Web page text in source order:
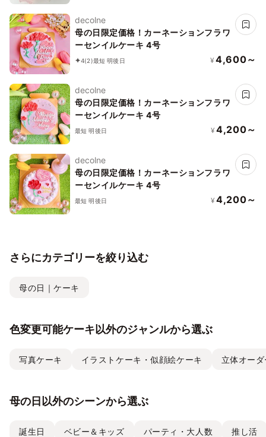
decolne
母の日限定価格！カーネーションフラワ
ーセンイルケーキ 4号
4(2)最短 明後日 ¥ 4,600～
decolne
母の日限定価格！カーネーションフラワ
ーセンイルケーキ 4号
最短 明後日 ¥ 4,200～
decolne
母の日限定価格！カーネーションフラワ
ーセンイルケーキ 4号
最短 明後日 ¥ 4,200～
さらにカテゴリーを絞り込む
母の日｜ケーキ
色変更可能ケーキ以外のジャンルから選ぶ
写真ケーキ イラストケーキ・似顔絵ケーキ 立体オー
母の日以外のシーンから選ぶ
誕生日 ベビー＆キッズ パーティ・大人数 推し活